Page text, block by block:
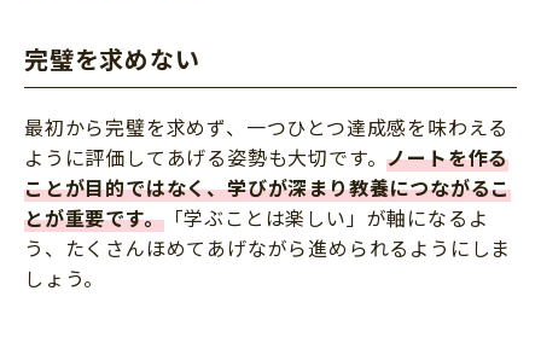
完璧を求めない
最初から完璧を求めず、一つひとつ達成感を味わえる
ように評価してあげる姿勢も大切です。ノートを作る
ことが目的ではなく、学びが深まり教養につながるこ
とが重要です。「学ぶことは楽しい」が軸になるよ
う、たくさんほめてあげながら進められるようにしま
しょう。